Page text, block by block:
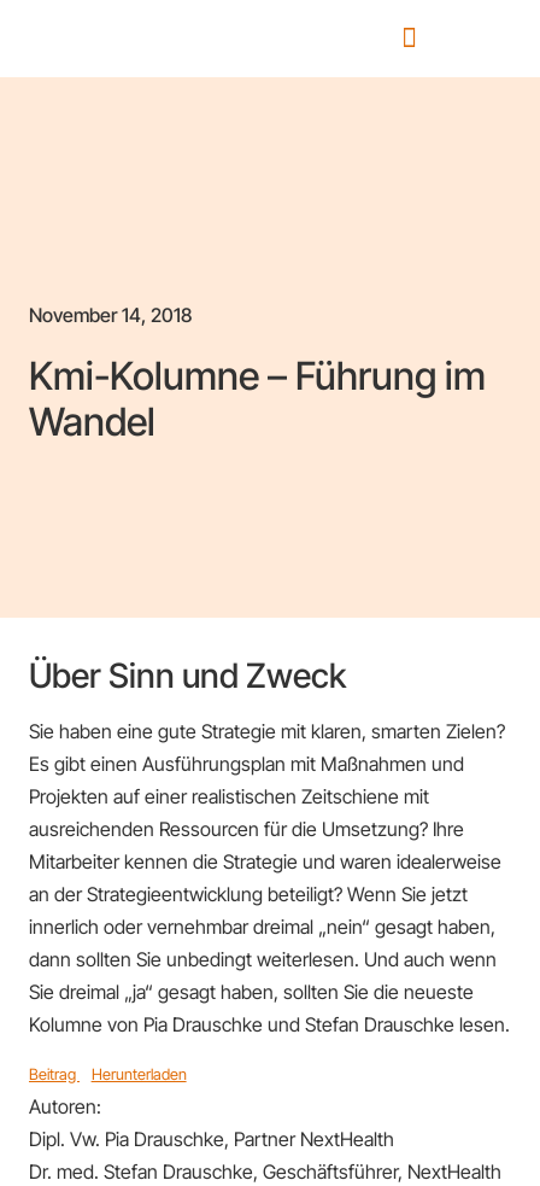
November 14, 2018
Kmi-Kolumne – Führung im
Wandel
Über Sinn und Zweck
Sie haben eine gute Strategie mit klaren, smarten Zielen?
Es gibt einen Ausführungsplan mit Maßnahmen und
Projekten auf einer realistischen Zeitschiene mit
ausreichenden Ressourcen für die Umsetzung? Ihre
Mitarbeiter kennen die Strategie und waren idealerweise
an der Strategieentwicklung beteiligt? Wenn Sie jetzt
innerlich oder vernehmbar dreimal „nein“ gesagt haben,
dann sollten Sie unbedingt weiterlesen. Und auch wenn
Sie dreimal „ja“ gesagt haben, sollten Sie die neueste
Kolumne von Pia Drauschke und Stefan Drauschke lesen.
Beitrag Herunterladen
Autoren:
Dipl. Vw. Pia Drauschke, Partner NextHealth
Dr. med. Stefan Drauschke, Geschäftsführer, NextHealth